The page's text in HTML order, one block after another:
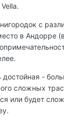
с
в Андорре
достойная -
сложных
или будет